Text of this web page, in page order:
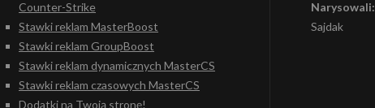
Counter-Strike
Stawki reklam MasterBoost
Stawki reklam GroupBoost
Stawki reklam dynamicznych MasterCS
Stawki reklam czasowych MasterCS
Dodatki na Twoją stronę!
Narysowali:
Sajdak